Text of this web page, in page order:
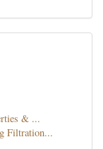
& ...
Filtration...